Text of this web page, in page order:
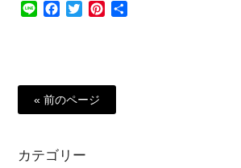
Line Facebook
TwitterPinterest
« 前のページ
カテゴリー